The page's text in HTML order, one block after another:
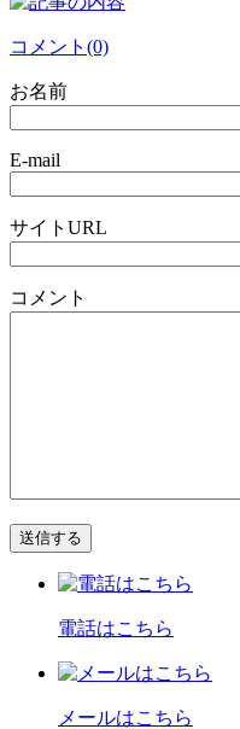
コメント(0)
お名前
E-mail
サイトURL
コメント
電話はこちら
メールはこちら